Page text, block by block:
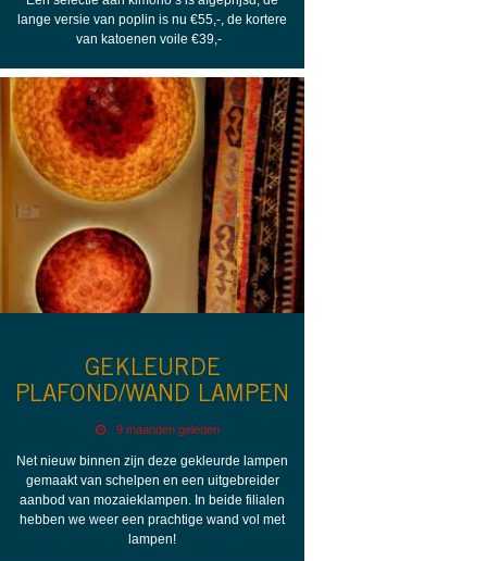
lange versie van poplin is nu €55,-, de kortere
van katoenen voile €39,-
GEKLEURDE
PLAFOND/WAND LAMPEN
9 maanden geleden
Net nieuw binnen zijn deze gekleurde lampen
gemaakt van schelpen en een uitgebreider
aanbod van mozaieklampen. In beide filialen
hebben we weer een prachtige wand vol met
lampen!